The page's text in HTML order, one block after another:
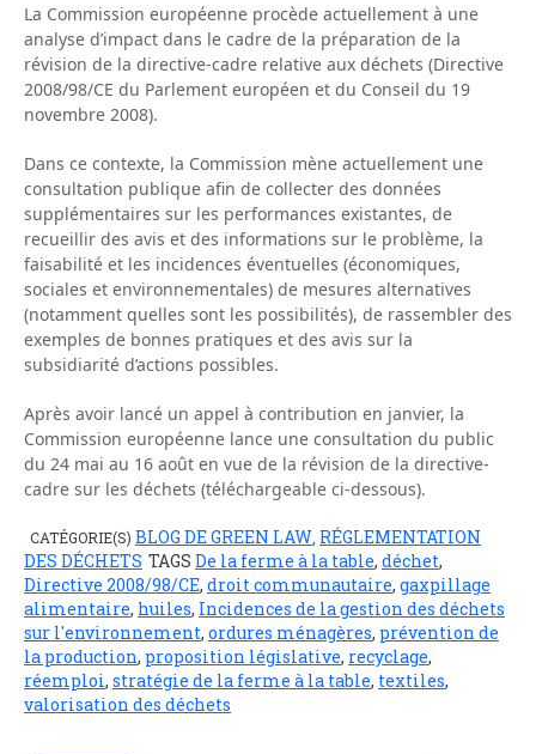
La Commission européenne procède actuellement à une
analyse d’impact dans le cadre de la préparation de la
révision de la directive-cadre relative aux déchets (Directive
2008/98/CE du Parlement européen et du Conseil du 19
novembre 2008).
Dans ce contexte, la Commission mène actuellement une
consultation publique afin de collecter des données
supplémentaires sur les performances existantes, de
recueillir des avis et des informations sur le problème, la
faisabilité et les incidences éventuelles (économiques,
sociales et environnementales) de mesures alternatives
(notamment quelles sont les possibilités), de rassembler des
exemples de bonnes pratiques et des avis sur la
subsidiarité d’actions possibles.
Après avoir lancé un appel à contribution en janvier, la
Commission européenne lance une consultation du public
du 24 mai au 16 août en vue de la révision de la directive-
cadre sur les déchets (téléchargeable ci-dessous).
CATÉGORIE(S) BLOG DE GREEN LAW RÉGLEMENTATION
DES DÉCHETS TAGS De la ferme à la table, déchet,
Directive 2008/98/CE, droit communautaire, gaxpillage
alimentaire, huiles, Incidences de la gestion des déchets
sur l'environnement, ordures ménagères, prévention de
la production, proposition législative, recyclage,
réemploi, stratégie de la ferme à la table, textiles,
valorisation des déchets